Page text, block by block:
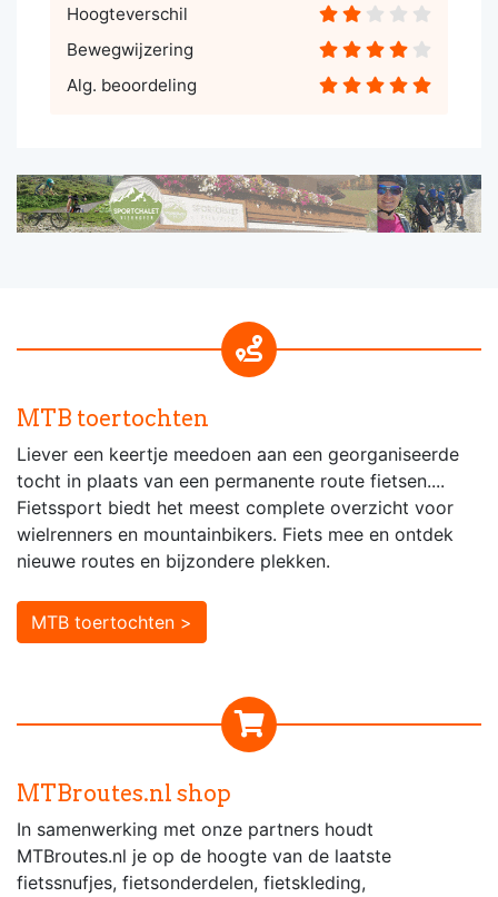
Hoogteverschil
Bewegwijzering
Alg. beoordeling
MTB toertochten
Liever een keertje meedoen aan een georganiseerde
tocht in plaats van een permanente route fietsen....
Fietssport biedt het meest complete overzicht voor
wielrenners en mountainbikers. Fiets mee en ontdek
nieuwe routes en bijzondere plekken.
MTB toertochten >
MTBroutes.nl shop
In samenwerking met onze partners houdt
MTBroutes.nl je op de hoogte van de laatste
fietssnufjes, fietsonderdelen, fietskleding,